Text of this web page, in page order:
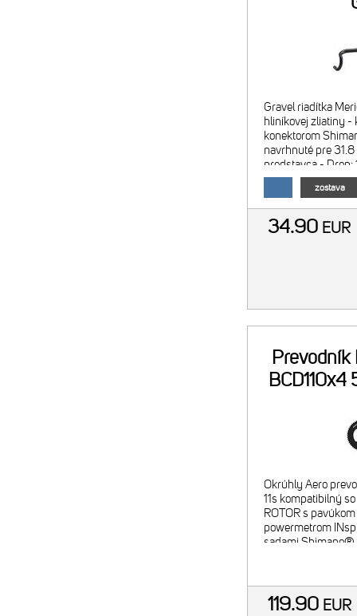
Gravel riadítka
hliníkovej zliatiny -
konektorom
navrhnuté pre
predstavca - Drop:
mm - Flare: 12° -
úprava - materiál:
zostava
34.90 EUR
Prevodník
BCD110x4
Okrúhly Aero
11s kompatibilný
ROTOR s
powermetrom
sadami Shimano®
R9200-P, FC-R9
119.90 EUR